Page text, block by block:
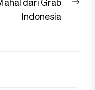
Indonesia